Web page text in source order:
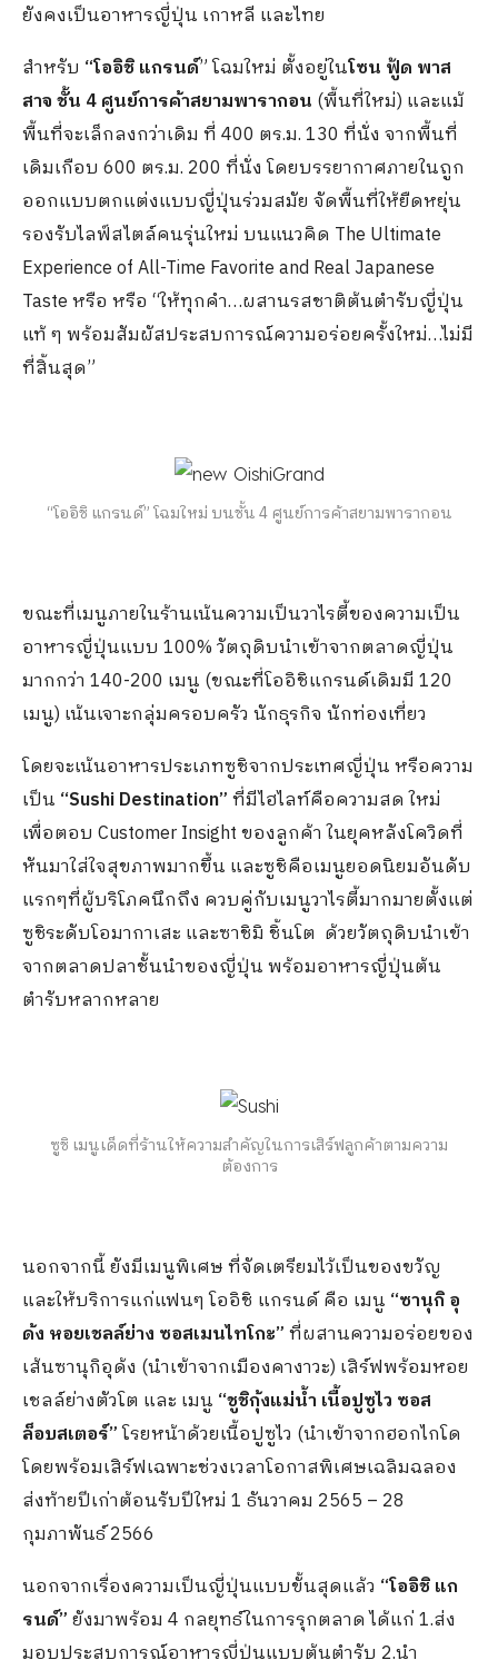
ยังคงเป็นอาหารญี่ปุ่น เกาหลี และไทย
สำหรับ “โออิชิ แกรนด์” โฉมใหม่ ตั้งอยู่ในโซน ฟู้ด พาส
สาจ ชั้น 4 ศูนย์การค้าสยามพารากอน (พื้นที่ใหม่) และแม้
พื้นที่จะเล็กลงกว่าเดิม ที่ 400 ตร.ม. 130 ที่นั่ง จากพื้นที่
เดิมเกือบ 600 ตร.ม. 200 ที่นั่ง โดยบรรยากาศภายในถูก
ออกแบบตกแต่งแบบญี่ปุ่นร่วมสมัย จัดพื้นที่ให้ยืดหยุ่น
รองรับไลฟ์สไตล์คนรุ่นใหม่ บนแนวคิด The Ultimate
Experience of All-Time Favorite and Real Japanese
Taste หรือ หรือ “ให้ทุกคำ…ผสานรสชาติต้นตำรับญี่ปุ่น
แท้ ๆ พร้อมสัมผัสประสบการณ์ความอร่อยครั้งใหม่…ไม่มี
ที่สิ้นสุด”
“โออิชิ แกรนด์” โฉมใหม่ บนชั้น 4 ศูนย์การค้าสยามพารากอน
ขณะที่เมนูภายในร้านเน้นความเป็นวาไรตี้ของความเป็น
อาหารญี่ปุ่นแบบ 100% วัตถุดิบนำเข้าจากตลาดญี่ปุ่น
มากกว่า 140-200 เมนู (ขณะที่โออิชิแกรนด์เดิมมี 120
เมนู) เน้นเจาะกลุ่มครอบครัว นักธุรกิจ นักท่องเที่ยว
โดยจะเน้นอาหารประเภทซูชิจากประเทศญี่ปุ่น หรือความ
เป็น “Sushi Destination”ที่มีไฮไลท์คือความสด ใหม่
เพื่อตอบ Customer Insight ของลูกค้า ในยุคหลังโควิดที่
หันมาใส่ใจสุขภาพมากขึ้น และซูชิคือเมนูยอดนิยมอันดับ
แรกๆที่ผู้บริโภคนึกถึง ควบคู่กับเมนูวาไรตี้มากมายตั้งแต่
ซูชิระดับโอมากาเสะ และซาชิมิ ชิ้นโต ด้วยวัตถุดิบนำเข้า
จากตลาดปลาชั้นนำของญี่ปุ่น พร้อมอาหารญี่ปุ่นต้น
ตำรับหลากหลาย
ซูชิ เมนูเด็ดที่ร้านให้ความสำคัญในการเสิร์ฟลูกค้าตามความ
ต้องการ
นอกจากนี้ ยังมีเมนูพิเศษ ที่จัดเตรียมไว้เป็นของขวัญ
และให้บริการแก่แฟนๆ โออิชิ แกรนด์ คือ เมนู “ซานุกิ อุ
ด้ง หอยเชลล์ย่าง ซอสเมนไทโกะ”ที่ผสานความอร่อยของ
เส้นซานุกิอุด้ง (นำเข้าจากเมืองคางาวะ) เสิร์ฟพร้อมหอย
เชลล์ย่างตัวโต และ เมนู “ชูชิกุ้งแม่น้ำ เนื้อปูซูไว ซอส
ล็อบสเตอร์”โรยหน้าด้วยเนื้อปูซูไว (นำเข้าจากฮอกไกโด
โดยพร้อมเสิร์ฟเฉพาะช่วงเวลาโอกาสพิเศษเฉลิมฉลอง
ส่งท้ายปีเก่าต้อนรับปีใหม่ 1 ธันวาคม 2565 – 28
กุมภาพันธ์ 2566
นอกจากเรื่องความเป็นญี่ปุ่นแบบขั้นสุดแล้ว “โออิชิ แก
รนด์”ยังมาพร้อม 4 กลยุทธ์ในการรุกตลาด ได้แก่ 1.ส่ง
มอบประสบการณ์อาหารญี่ปุ่นแบบต้นตำรับ 2.นำ